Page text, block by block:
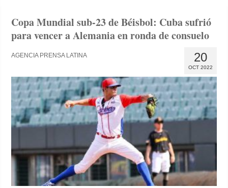
Copa Mundial sub-23 de Béisbol: Cuba sufrió
para vencer a Alemania en ronda de consuelo
20
OCT 2022
AGENCIA PRENSA LATINA